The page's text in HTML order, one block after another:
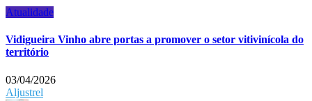
Atualidade
Vidigueira Vinho abre portas a promover o setor vitivinícola do
território
03/04/2026
Aljustrel